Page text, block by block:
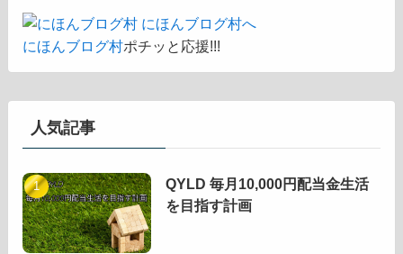
にほんブログ村ポチッと応援!!!
人気記事
QYLD 毎月10,000円配当金生活
を目指す計画